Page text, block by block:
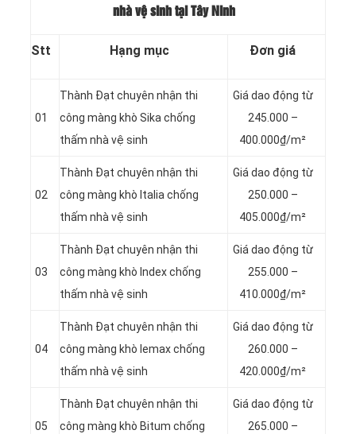
nhà vệ sinh tại Tây Ninh
Stt Hạng mục Đơn giá
01
Thành Đạt chuyên nhận thi
công màng khò Sika chống
thấm nhà vệ sinh
Giá dao động từ
245.000 –
400.000₫/m²
02
Thành Đạt chuyên nhận thi
công màng khò Italia chống
thấm nhà vệ sinh
Giá dao động từ
250.000 –
405.000₫/m²
03
Thành Đạt chuyên nhận thi
công màng khò Index chống
thấm nhà vệ sinh
Giá dao động từ
255.000 –
410.000₫/m²
04
Thành Đạt chuyên nhận thi
công màng khò lemax chống
thấm nhà vệ sinh
Giá dao động từ
260.000 –
420.000₫/m²
05
Thành Đạt chuyên nhận thi
công màng khò Bitum chống
Giá dao động từ
265.000 –